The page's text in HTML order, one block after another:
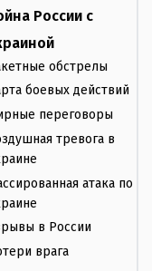
России с
обстрелы
боевых действий
переговоры
тревога в
атака по
в России
врага